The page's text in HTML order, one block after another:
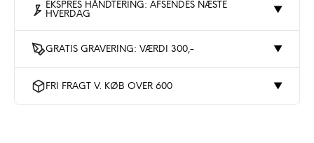
EKSPRES HÅNDTERING: AFSENDES NÆSTE
HVERDAG
▼
GRATIS GRAVERING: VÆRDI 300,- ▼
FRI FRAGT V. KØB OVER 600 ▼